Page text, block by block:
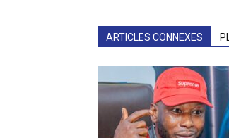
ARTICLES CONNEXES